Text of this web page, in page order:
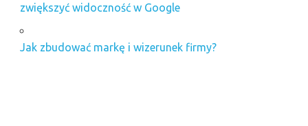
zwiększyć widoczność w Google
Jak zbudować markę i wizerunek firmy?